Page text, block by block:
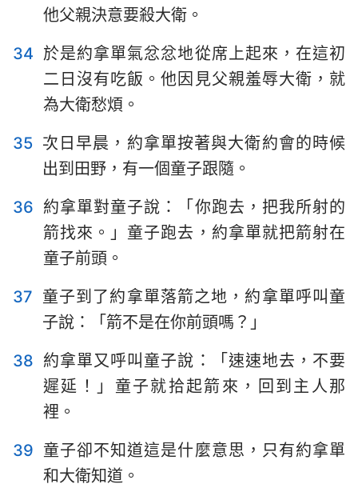
他父親決意要殺大衛。
34 於是約拿單氣忿忿地從席上起來，在這初
二日沒有吃飯。他因見父親羞辱大衛，就
為大衛愁煩。
35 次日早晨，約拿單按著與大衛約會的時候
出到田野，有一個童子跟隨。
36 約拿單對童子說：「你跑去，把我所射的
箭找來。」童子跑去，約拿單就把箭射在
童子前頭。
37 童子到了約拿單落箭之地，約拿單呼叫童
子說：「箭不是在你前頭嗎？」
38 約拿單又呼叫童子說：「速速地去，不要
遲延！」童子就拾起箭來，回到主人那
裡。
39 童子卻不知道這是什麼意思，只有約拿單
和大衛知道。